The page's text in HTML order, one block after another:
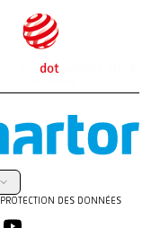
PROTECTION DES DONNÉES